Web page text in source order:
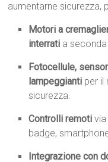
aumentarne sicurezza,
Motori a
interrati a
Fotocellule,
lampeggianti per il
sicurezza.
Controlli remoti
badge,
Integrazione con